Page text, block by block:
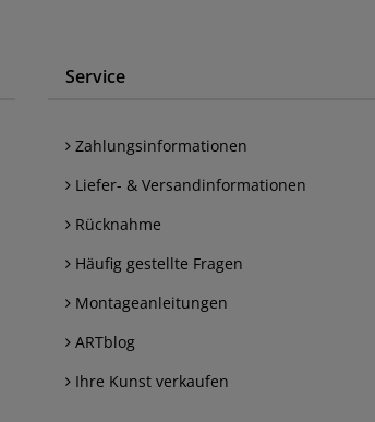
Service
Zahlungsinformationen
Liefer- & Versandinformationen
Rücknahme
Häufig gestellte Fragen
Montageanleitungen
ARTblog
Ihre Kunst verkaufen